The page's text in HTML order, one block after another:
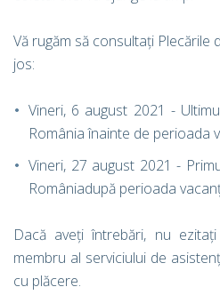
Vă rugăm să consultați Plecările
jos:
Vineri, 6 august 2021 -
România înainte de perioada
Vineri, 27 august 2021 -
Româniadupă perioada
Dacă aveți întrebări, nu
membru al serviciului de
cu plăcere.